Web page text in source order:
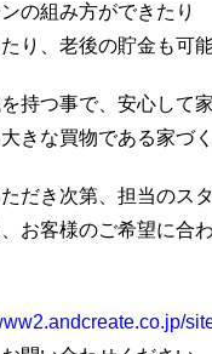
の組み方ができたり
り、老後の貯金も可
持つ事で、安心して
きな買物である家づ
だき次第、担当のス
お客様のご希望に合